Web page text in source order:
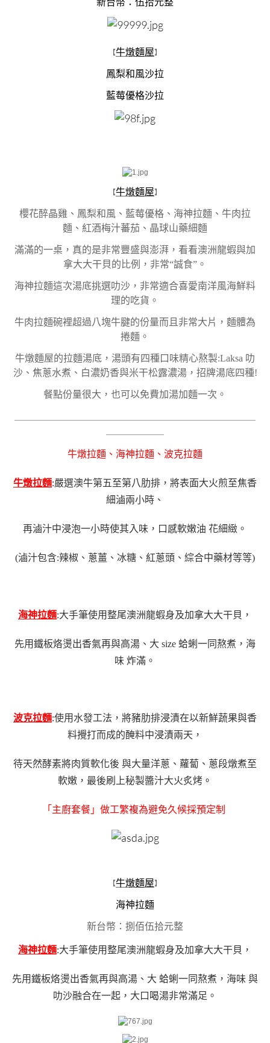
新台幣：伍拾元整
【牛燉麵屋】
鳳梨和風沙拉
藍莓優格沙拉
【牛燉麵屋】
櫻花醉晶雞、鳳梨和風、藍莓優格、海神拉麵、牛肉拉
麵、紅酒梅汁蕃茄、晶球山藥細麵
滿滿的一桌，真的是非常豐盛與澎湃，看看澳洲龍蝦與加
拿大大干貝的比例，非常“誠食”。
海神拉麵這次湯底挑選叻沙，非常適合喜愛南洋風海鮮料
理的吃貨。
牛肉拉麵碗裡超過八塊牛腱的份量而且非常大片，麵體為
捲麵。
牛燉麵屋的拉麵湯底， 湯頭有四種口味精心熬製:Laksa 叻
沙、焦蔥水煮、白濃奶香與米干松露濃湯，招牌湯底四種!
餐點份量很大，也可以免費加湯加麵一次。
牛燉拉麵、海神拉麵、波克拉麵
牛燉拉麵:嚴選澳牛第五至第八肋排，將表面大火煎至焦香
細滷兩小時、
再滷汁中浸泡一小時使其入味，口感軟嫩油 花細緻。
(滷汁包含:辣椒、蔥薑、冰糖、紅蔥頭、綜合中藥材等等)
海神拉麵:大手筆使用整尾澳洲龍蝦身及加拿大大干貝，
先用鐵板烙燙出香氣再與高湯、大 size 蛤蜊一同熬煮，海
味 炸滿。
波克拉麵:使用水發工法，將豬肋排浸漬在以新鮮蔬果與香
料攪打而成的醃料中浸漬兩天，
待天然酵素將肉質軟化後 與大量洋蔥、蘿蔔、蔥段燉煮至
軟嫩，最後刷上秘製醬汁大火炙烤 。
「主廚套餐」做工繁複為避免久候採預定制
【牛燉麵屋】
海神拉麵
新台幣：捌佰伍拾元整
海神拉麵:大手筆使用整尾澳洲龍蝦身及加拿大大干貝，
先用鐵板烙燙出香氣再與高湯、大 蛤蜊一同熬煮，海味 與
叻沙融合在一起，大口喝湯非常滿足。